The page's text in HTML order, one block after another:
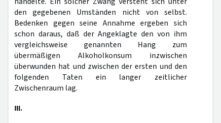
den gegebenen Umständen nicht von selbst.
Bedenken gegen seine Annahme ergeben sich
schon daraus, daß der Angeklagte den von ihm
vergleichsweise genannten Hang zum
übermäßigen Alkoholkonsum inzwischen
überwunden hat und zwischen der ersten und den
folgenden Taten ein langer zeitlicher
Zwischenraum lag.
III.